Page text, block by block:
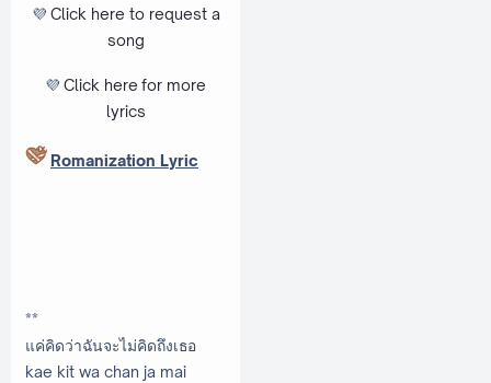
💜 Click here to request a
song
💜 Click here for more
lyrics
Romanization Lyric
**
แค่คิดว่าฉันจะไม่คิดถึงเธอ
kae kit wa chan ja mai